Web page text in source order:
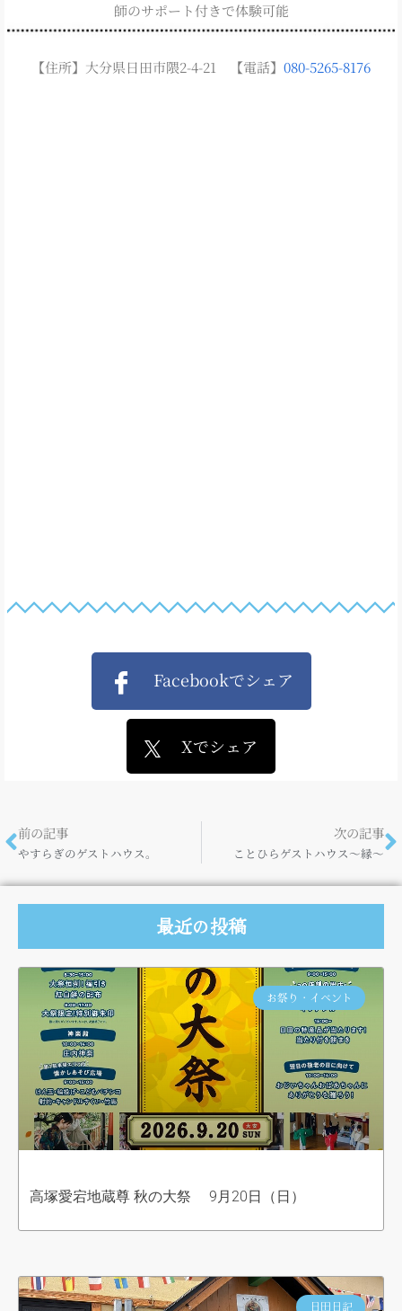
師のサポート付きで体験可能
【住所】大分県日田市隈2-4-21 【電話】 080-5265-8176
Facebookでシェア
Xでシェア
前の記事
やすらぎのゲストハウス。
次の記事
ことひらゲストハウス～縁～
最近の投稿
お祭り・イベント
高塚愛宕地蔵尊 秋の大祭 9月20日（日）
日田日記